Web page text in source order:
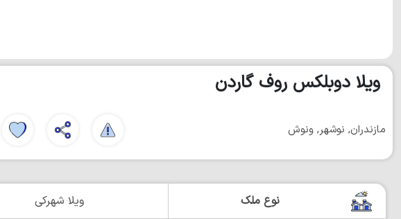
ویلا دوبلکس روف گاردن
مازندران, نوشهر, ونوش
نوع ملک ویلا شهرکی